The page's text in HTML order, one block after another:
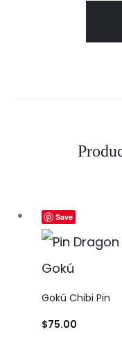
Save
Gokú Chibi Pin
$75.00